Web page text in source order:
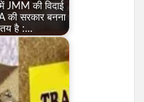
JMM की विदाई
की सरकार बनना
तय है :…